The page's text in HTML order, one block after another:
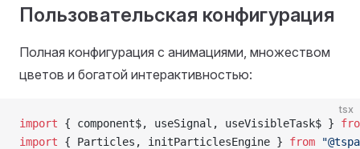
Пользовательская конфигурация
Полная конфигурация с анимациями, множеством
цветов и богатой интерактивностью:
tsx
import { component$, useSignal, useVisibleTask$ }
import { Particles, initParticlesEngine } from